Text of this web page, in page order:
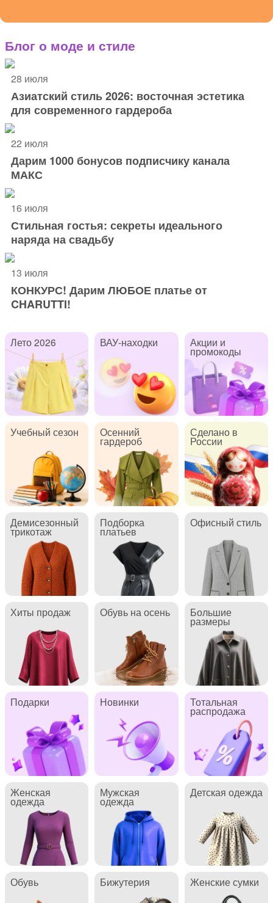
Блог о моде и стиле
28 июля
Азиатский стиль 2026: восточная эстетика
для современного гардероба
22 июля
Дарим 1000 бонусов подписчику канала
МАКС
16 июля
Стильная гостья: секреты идеального
наряда на свадьбу
13 июля
КОНКУРС! Дарим ЛЮБОЕ платье от
CHARUTTI!
Лето 2026 ВАУ-находки Акции и
промокоды
Учебный сезон Осенний
гардероб
Сделано в
России
Демисезонный
трикотаж
Подборка
платьев
Офисный стиль
Хиты продаж Обувь на осень Большие
размеры
Подарки Новинки Тотальная
распродажа
Женская
одежда
Мужская
одежда
Детская одежда
Обувь Бижутерия Женские сумки